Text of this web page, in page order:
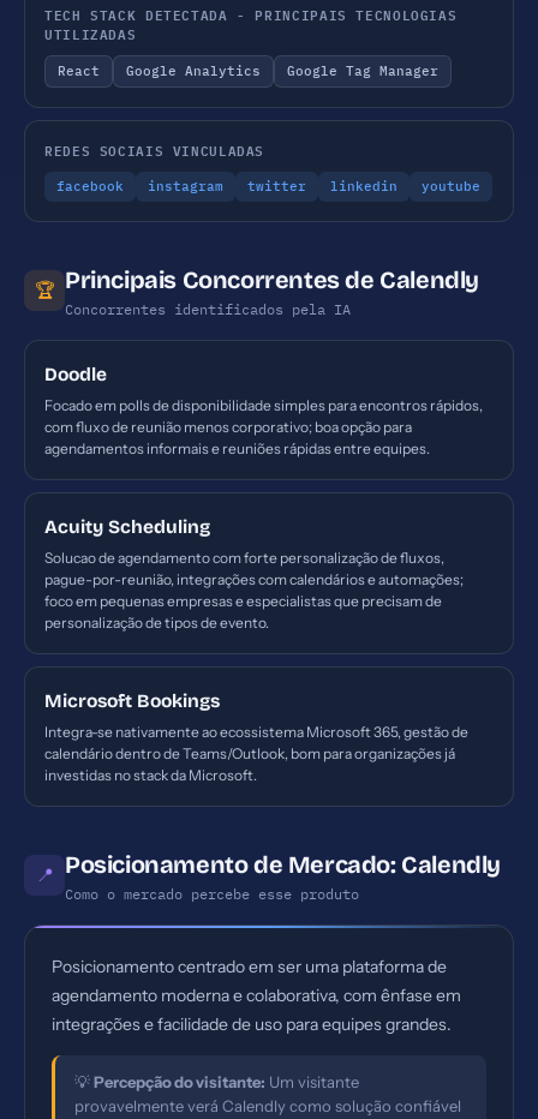
TECH STACK DETECTADA - PRINCIPAIS TECNOLOGIAS
UTILIZADAS
React Google Analytics Google Tag Manager
REDES SOCIAIS VINCULADAS
facebook instagram twitter linkedin youtube
🏆 Principais Concorrentes de Calendly
Concorrentes identificados pela IA
Doodle
Focado em polls de disponibilidade simples para encontros rápidos,
com fluxo de reunião menos corporativo; boa opção para
agendamentos informais e reuniões rápidas entre equipes.
Acuity Scheduling
Solucao de agendamento com forte personalização de fluxos,
pague-por-reunião, integrações com calendários e automações;
foco em pequenas empresas e especialistas que precisam de
personalização de tipos de evento.
Microsoft Bookings
Integra-se nativamente ao ecossistema Microsoft 365, gestão de
calendário dentro de Teams/Outlook, bom para organizações já
investidas no stack da Microsoft.
📍 Posicionamento de Mercado: Calendly
Como o mercado percebe esse produto
Posicionamento centrado em ser uma plataforma de
agendamento moderna e colaborativa, com ênfase em
integrações e facilidade de uso para equipes grandes.
💡Percepção do visitante: Um visitante
provavelmente verá Calendly como solução confiável